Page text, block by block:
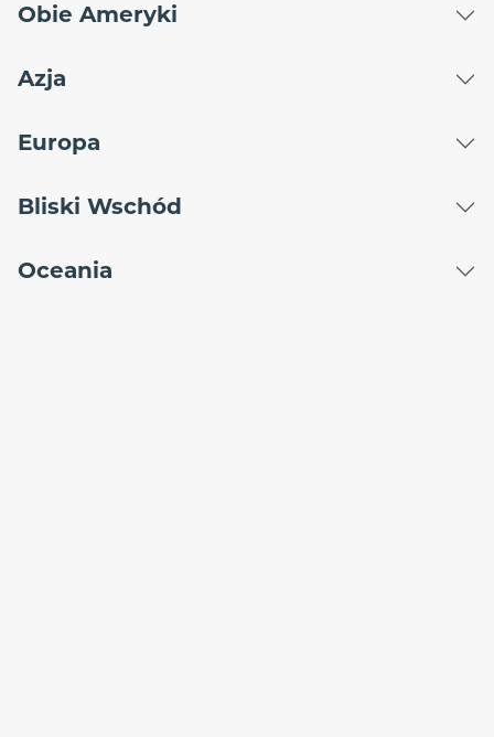
Obie Ameryki
Azja
Europa
Bliski Wschód
Oceania